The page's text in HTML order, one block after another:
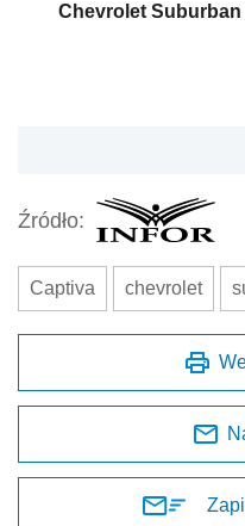
Chevrolet Suburban
Źródło:
Captiva chevrolet